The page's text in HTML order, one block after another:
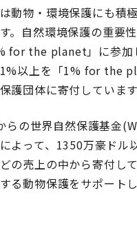
動物・環境保護にも積
。自然環境保護の重要
for the planet」に参加
以上を「1% for the
護団体に寄付しています
らの世界自然保護基金
よって、1350万豪ドル
の売上の中から寄付し
る動物保護をサポート